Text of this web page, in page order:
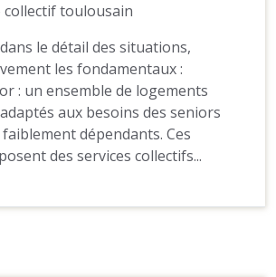
toulousain
le détail des situations,
les fondamentaux :
: un ensemble de logements
aux besoins des seniors
dépendants. Ces
des services collectifs...